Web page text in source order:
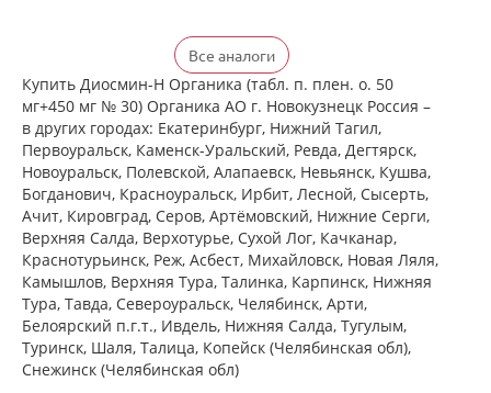
Детралекс (табл. п. плен. о. 500 мг №
60) Лаборатории Сервье Индастри
Франция Сервье РУС ООО Россия
есть в 532 аптеках
от 1 790,00 до 3 422,00
Венарус (табл. п. плен. о. 50 мг+450
мг № 30) Алиум АО (Московская
обл,.рп. Оболенск) Россия
есть в 487 аптеках
от 890,00 до 1 980,00
Венарус (табл. п. плен. о. 50 мг+450
мг № 60) Алиум АО (Московская
обл,.рп. Оболенск) Россия
есть в 444 аптеках
Все аналоги
Купить Диосмин-Н Органика (табл. п. плен. о. 50
мг+450 мг № 30) Органика АО г. Новокузнецк Россия –
в других городах: Екатеринбург, Нижний Тагил,
Первоуральск, Каменск-Уральский, Ревда, Дегтярск,
Новоуральск, Полевской, Алапаевск, Невьянск, Кушва,
Богданович, Красноуральск, Ирбит, Лесной, Сысерть,
Ачит, Кировград, Серов, Артёмовский, Нижние Cерги,
Верхняя Салда, Верхотурье, Сухой Лог, Качканар,
Краснотурьинск, Реж, Асбест, Михайловск, Новая Ляля,
Камышлов, Верхняя Тура, Талинка, Карпинск, Нижняя
Тура, Тавда, Североуральск, Челябинск, Арти,
Белоярский п.г.т., Ивдель, Нижняя Салда, Тугулым,
Туринск, Шаля, Талица, Копейск (Челябинская обл),
Снежинск (Челябинская обл)